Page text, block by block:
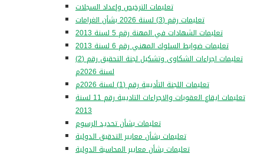
تعليمات الترخيص وإعداد السجلات
تعليمات رقم (3) لسنة 2026 بشأن الغرامات
تعليمات الشهادات في المهنة رقم 5 لسنة 2013
تعليمات ضوابط السلوك المهني رقم 6 لسنة 2013
تعليمات اجراءات الشكاوى وتشكيل لجنة التحقيق رقم (2)
لسنة 2026م
تعليمات اللجنة التأديبية رقم (1) لسنة 2026م
تعليمات ايقاع العقوبات والاجراءات التاديبية رقم 11 لسنة
2013
تعليمات بشأن تحديد الرسوم
تعليمات بشأن معايير التدقيق الدولية
تعليمات بشأن معايير المحاسبة الدولية